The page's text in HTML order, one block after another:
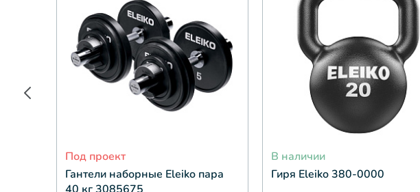
Под проект
Гантели наборные Eleiko пара
В наличии
Гиря Eleiko 380-0000